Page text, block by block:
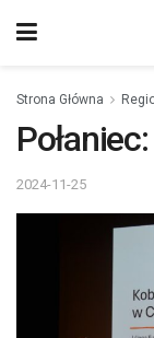
Strona Główna
2024-11-25